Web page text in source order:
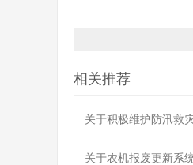
相关推荐
关于积极维护防汛救
关于农机报废更新系